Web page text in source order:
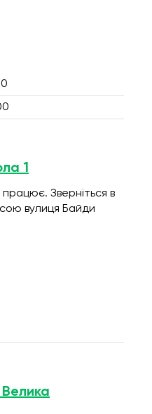
1
Зверніться в
вулиця Байди
Велика